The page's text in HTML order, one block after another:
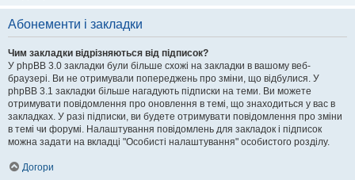
Абонементи і закладки
Чим закладки відрізняються від підписок?
У phpBB 3.0 закладки були більше схожі на закладки в вашому веб-
браузері. Ви не отримували попереджень про зміни, що відбулися. У
phpBB 3.1 закладки більше нагадують підписки на теми. Ви можете
отримувати повідомлення про оновлення в темі, що знаходиться у вас в
закладках. У разі підписки, ви будете отримувати повідомлення про зміни
в темі чи форумі. Налаштування повідомлень для закладок і підписок
можна задати на вкладці "Особисті налаштування" особистого розділу.
Догори